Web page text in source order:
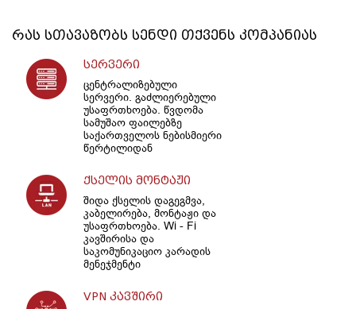
რას სთავაზობს სენდი თქვენს კომპანიას
სერვერი
ცენტრალიზებული
სერვერი. გაძლიერებული
უსაფრთხოება. წვდომა
სამუშაო ფაილებზე
საქართველოს ნებისმიერი
წერტილიდან
ქსელის მონტაჟი
შიდა ქსელის დაგეგმვა,
კაბელირება, მონტაჟი და
უსაფრთხოება. Wi - Fi
კავშირისა და
საკომუნიკაციო კარადის
მენეჯმენტი
VPN კავშირი